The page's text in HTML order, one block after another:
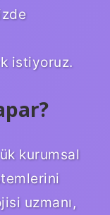
istiyoruz.
kurumsal
uzmanı,